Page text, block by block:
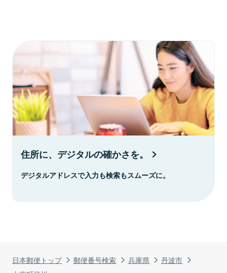
日本郵便トップ 郵便番号検索 兵庫県
丹波市
住所に、デジタルの確かさを。
デジタルアドレスで入力も検索もスムーズに。